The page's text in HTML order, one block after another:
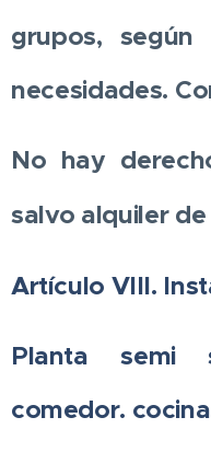
grupos, según
necesidades.
No hay
salvo alquiler
Artículo VIII.
Planta semi
comedor.